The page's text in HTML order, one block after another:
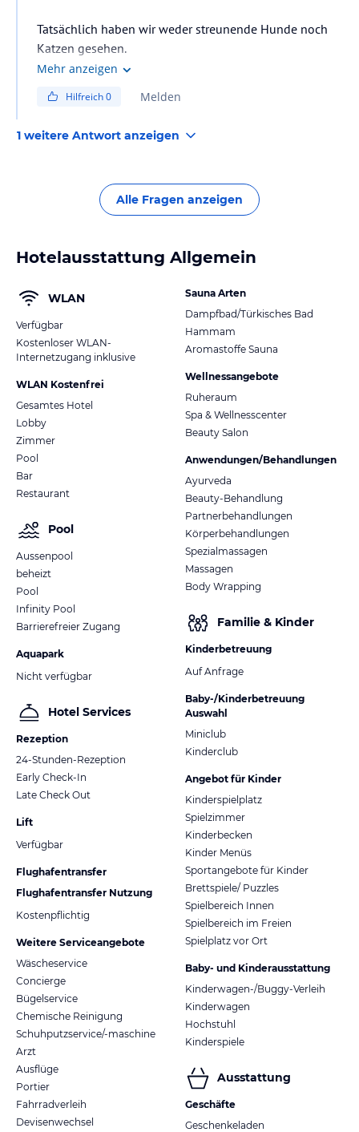
Tatsächlich haben wir weder streunende Hunde noch
Katzen gesehen.
Mehr anzeigen
Hilfreich0 Melden
1 weitere Antwort anzeigen
Alle Fragen anzeigen
Hotelausstattung Allgemein
WLAN
Verfügbar
Kostenloser WLAN-
Internetzugang inklusive
WLAN Kostenfrei
Gesamtes Hotel
Lobby
Zimmer
Pool
Bar
Restaurant
Pool
Aussenpool
beheizt
Pool
Infinity Pool
Barrierefreier Zugang
Aquapark
Nicht verfügbar
Hotel Services
Rezeption
24-Stunden-Rezeption
Early Check-In
Late Check Out
Lift
Verfügbar
Flughafentransfer
Flughafentransfer Nutzung
Kostenpflichtig
Weitere Serviceangebote
Wäscheservice
Concierge
Bügelservice
Chemische Reinigung
Schuhputzservice/-maschine
Arzt
Ausflüge
Portier
Fahrradverleih
Devisenwechsel
Sauna Arten
Dampfbad/Türkisches Bad
Hammam
Aromastoffe Sauna
Wellnessangebote
Ruheraum
Spa & Wellnesscenter
Beauty Salon
Anwendungen/Behandlungen
Ayurveda
Beauty-Behandlung
Partnerbehandlungen
Körperbehandlungen
Spezialmassagen
Massagen
Body Wrapping
Familie & Kinder
Kinderbetreuung
Auf Anfrage
Baby-/Kinderbetreuung
Auswahl
Miniclub
Kinderclub
Angebot für Kinder
Kinderspielplatz
Spielzimmer
Kinderbecken
Kinder Menüs
Sportangebote für Kinder
Brettspiele/ Puzzles
Spielbereich Innen
Spielbereich im Freien
Spielplatz vor Ort
Baby- und Kinderausstattung
Kinderwagen-/Buggy-Verleih
Kinderwagen
Hochstuhl
Kinderspiele
Ausstattung
Geschäfte
Geschenkeladen